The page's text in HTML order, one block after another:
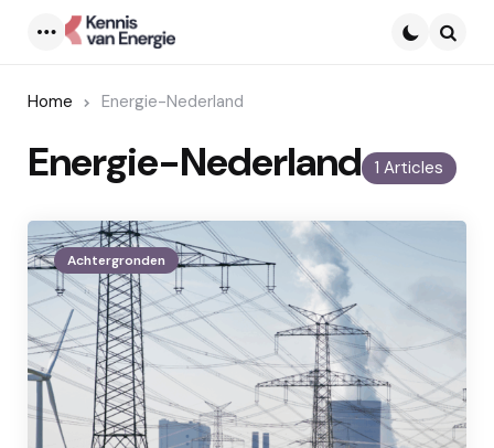
Home Energie-Nederland
1 Articles
Energie-Nederland
Achtergronden